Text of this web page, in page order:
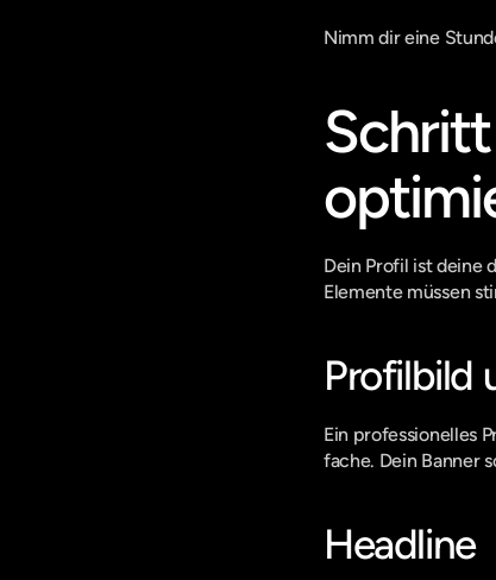
Nimm dir eine
Dein Profil ist deine
Elemente müssen
Profilbild
Ein professionelles
fache. Dein Banner
Headline